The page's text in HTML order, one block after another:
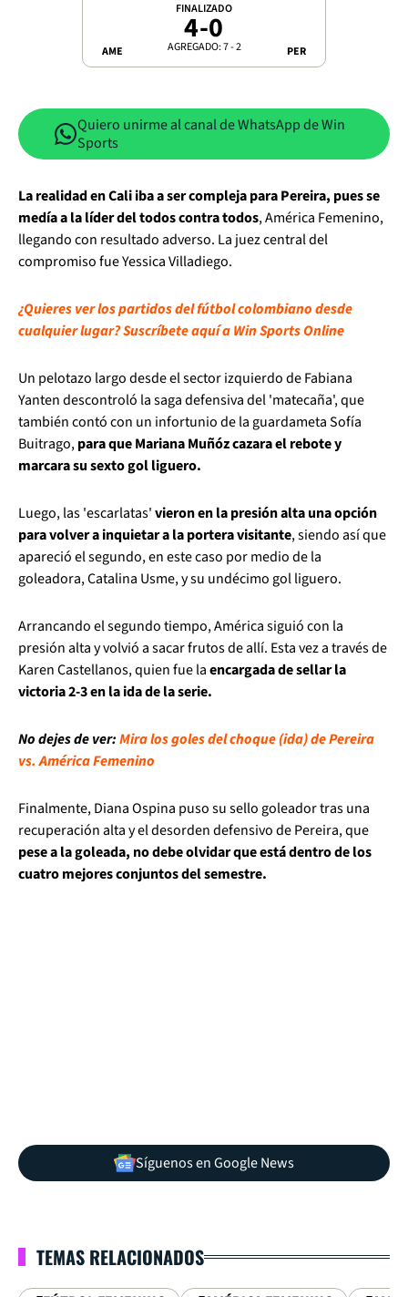
AME
FINALIZADO
4-0
AGREGADO: 7 - 2 PER
Quiero unirme al canal de WhatsApp de Win
Sports
La realidad en Cali iba a ser compleja para Pereira, pues se
medía a la líder del todos contra todos, América Femenino,
llegando con resultado adverso. La juez central del
compromiso fue Yessica Villadiego.
¿Quieres ver los partidos del fútbol colombiano desde
cualquier lugar? Suscríbete aquí a Win Sports Online
Un pelotazo largo desde el sector izquierdo de Fabiana
Yanten descontroló la saga defensiva del 'matecaña', que
también contó con un infortunio de la guardameta Sofía
Buitrago,para que Mariana Muñóz cazara el rebote y
marcara su sexto gol liguero.
Luego, las 'escarlatas'vieron en la presión alta una opción
para volver a inquietar a la portera visitante, siendo así que
apareció el segundo, en este caso por medio de la
goleadora, Catalina Usme, y su undécimo gol liguero.
Arrancando el segundo tiempo, América siguió con la
presión alta y volvió a sacar frutos de allí. Esta vez a través de
Karen Castellanos, quien fue laencargada de sellar la
victoria 2-3 en la ida de la serie.
No dejes de ver:Mira los goles del choque (ida) de Pereira
vs. América Femenino
Finalmente, Diana Ospina puso su sello goleador tras una
recuperación alta y el desorden defensivo de Pereira, que
pese a la goleada, no debe olvidar que está dentro de los
cuatro mejores conjuntos del semestre.
Síguenos en Google News
TEMAS RELACIONADOS